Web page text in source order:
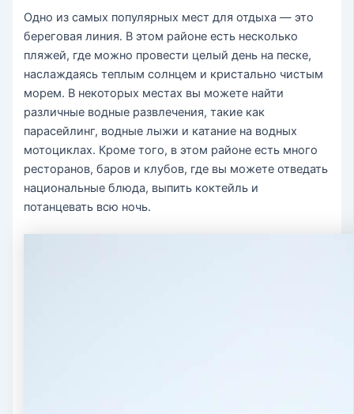
Одно из самых популярных мест для отдыха — это
береговая линия. В этом районе есть несколько
пляжей, где можно провести целый день на песке,
наслаждаясь теплым солнцем и кристально чистым
морем. В некоторых местах вы можете найти
различные водные развлечения, такие как
парасейлинг, водные лыжи и катание на водных
мотоциклах. Кроме того, в этом районе есть много
ресторанов, баров и клубов, где вы можете отведать
национальные блюда, выпить коктейль и
потанцевать всю ночь.